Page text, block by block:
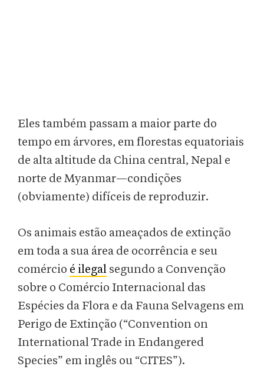
Eles também passam a maior parte do
tempo em árvores, em florestas equatoriais
de alta altitude da China central, Nepal e
norte de Myanmar—condições
(obviamente) difíceis de reproduzir.
Os animais estão ameaçados de extinção
em toda a sua área de ocorrência e seu
comércio é ilegal segundo a Convenção
sobre o Comércio Internacional das
Espécies da Flora e da Fauna Selvagens em
Perigo de Extinção (“Convention on
International Trade in Endangered
Species” em inglês ou “CITES”).